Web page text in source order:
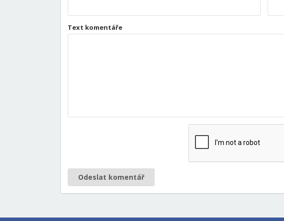
Text komentáře
Odeslat komentář